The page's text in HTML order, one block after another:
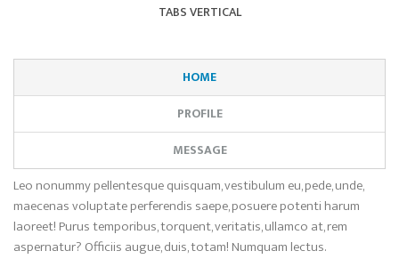
TABS VERTICAL
HOME
PROFILE
MESSAGE
Leo nonummy pellentesque quisquam, vestibulum eu, pede, unde,
maecenas voluptate perferendis saepe, posuere potenti harum
laoreet! Purus temporibus, torquent, veritatis, ullamco at, rem
aspernatur? Officiis augue, duis, totam! Numquam lectus.